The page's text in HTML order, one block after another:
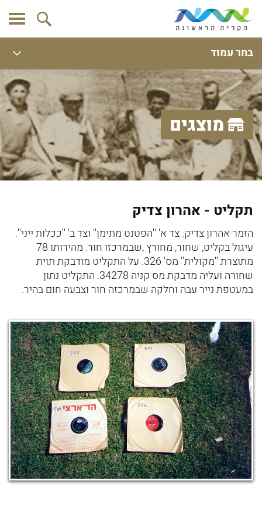
בחר עמוד
מוצגים
תקליט - אהרון צדיק
הזמר אהרון צדיק. צד א' ''הפטנט מתימן'' וצד ב' ''ככלות ייני''.
עיגול בקליט, שחור, מחורץ ,שבמרכזו חור. מהירותו 78
מתוצרת ''מקולית'' מס' 326. על התקליט מודבקת תוית
שחורה ועליה מדבקת מס קניה 34278. התקליט נתון
במעטפת נייר עבה וחלקה שבמרכזה חור וצבעה חום בהיר.